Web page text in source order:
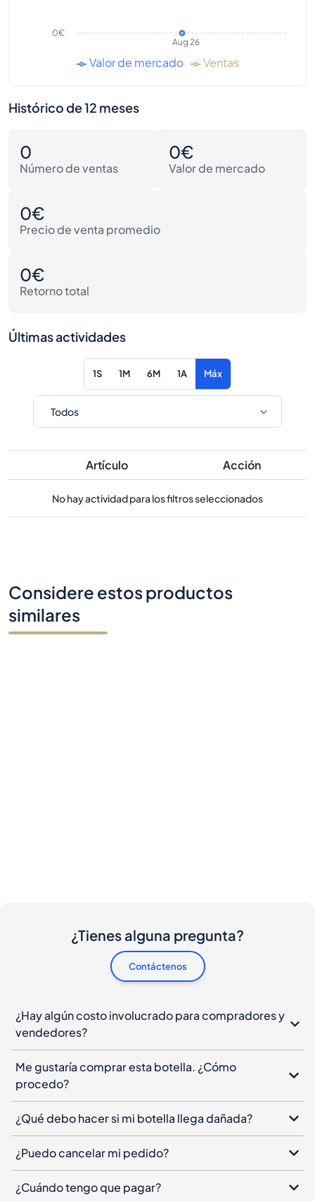
Aug 26
0€
Valor de mercado Ventas
Histórico de 12 meses
0
Número de ventas
0€
Valor de mercado
0€
Precio de venta promedio
0€
Retorno total
Últimas actividades
1S 1M 6M 1A Máx
Artículo Acción
No hay actividad para los filtros seleccionados
Considere estos productos
similares
¿Tienes alguna pregunta?
Contáctenos
¿Hay algún costo involucrado para compradores y
vendedores?
Me gustaría comprar esta botella. ¿Cómo
procedo?
¿Qué debo hacer si mi botella llega dañada?
¿Puedo cancelar mi pedido?
¿Cuándo tengo que pagar?